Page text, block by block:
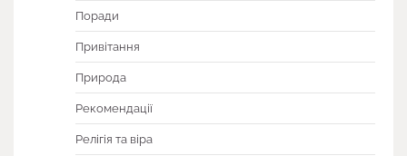
Поради
Привітання
Природа
Рекомендації
Релігія та віра